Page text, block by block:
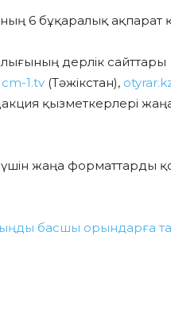
6 бұқаралық
дерлік сайттары
cm-1.tv (Тәжікстан),
қызметкерлері
жаңа форматтарды
басшы орындарға